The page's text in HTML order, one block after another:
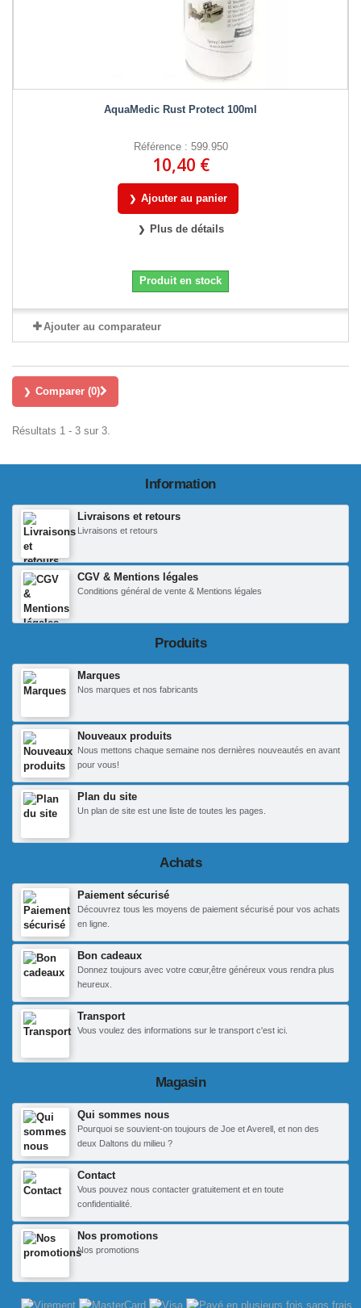
AquaMedic Rust Protect 100ml
Référence : 599.950
10,40 €
Ajouter au panier
Plus de détails
Produit en stock
Ajouter au comparateur
Comparer (0)
Résultats 1 - 3 sur 3.
Information
Livraisons et retours
Livraisons et retours
CGV & Mentions légales
Conditions général de vente & Mentions légales
Produits
Marques
Nos marques et nos fabricants
Nouveaux produits
Nous mettons chaque semaine nos dernières nouveautés en avant
pour vous!
Plan du site
Un plan de site est une liste de toutes les pages.
Achats
Paiement sécurisé
Découvrez tous les moyens de paiement sécurisé pour vos achats
en ligne.
Bon cadeaux
Donnez toujours avec votre cœur,être généreux vous rendra plus
heureux.
Transport
Vous voulez des informations sur le transport c'est ici.
Magasin
Qui sommes nous
Pourquoi se souvient-on toujours de Joe et Averell, et non des
deux Daltons du milieu ?
Contact
Vous pouvez nous contacter gratuitement et en toute
confidentialité.
Nos promotions
Nos promotions